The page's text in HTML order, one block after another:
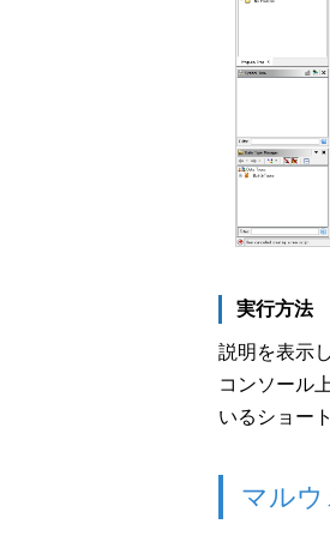
実行方法
説明を表示
コンソール
いるショー
マル